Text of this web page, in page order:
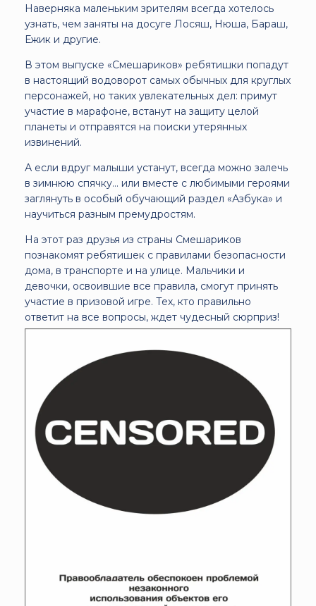
Наверняка маленьким зрителям всегда хотелось
узнать, чем заняты на досуге Лосяш, Нюша, Бараш,
Ежик и другие.
В этом выпуске «Смешариков» ребятишки попадут
в настоящий водоворот самых обычных для круглых
персонажей, но таких увлекательных дел: примут
участие в марафоне, встанут на защиту целой
планеты и отправятся на поиски утерянных
извинений.
А если вдруг малыши устанут, всегда можно залечь
в зимнюю спячку… или вместе с любимыми героями
заглянуть в особый обучающий раздел «Азбука» и
научиться разным премудростям.
На этот раз друзья из страны Смешариков
познакомят ребятишек с правилами безопасности
дома, в транспорте и на улице. Мальчики и
девочки, освоившие все правила, смогут принять
участие в призовой игре. Тех, кто правильно
ответит на все вопросы, ждет чудесный сюрприз!